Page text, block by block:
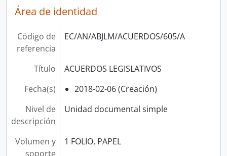
Área de identidad
Código de
referencia
EC/AN/ABJLM/ACUERDOS/605/A
Título
ACUERDOS LEGISLATIVOS
Fecha(s)
2018-02-06 (Creación)
Nivel de
descripción
Unidad documental simple
Volumen y
soporte
1 FOLIO, PAPEL